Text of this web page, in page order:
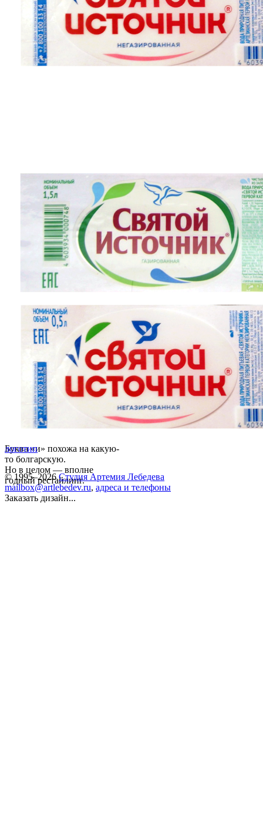
Буква «и» похожа на какую-
то болгарскую.
Но в целом — вполне
годный рестайлинг.
логотип
© 1995–2026 Студия Артемия Лебедева
mailbox@artlebedev.ru, адреса и телефоны
Заказать дизайн...